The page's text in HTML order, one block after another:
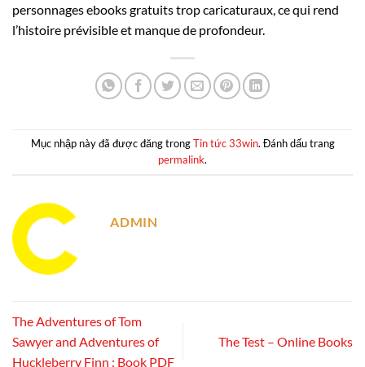
personnages ebooks gratuits trop caricaturaux, ce qui rend
l’histoire prévisible et manque de profondeur.
Mục nhập này đã được đăng trongTin tức 33win. Đánh dấu trang
permalink.
ADMIN
The Adventures of Tom
Sawyer and Adventures of
Huckleberry Finn : Book PDF
The Test – Online Books